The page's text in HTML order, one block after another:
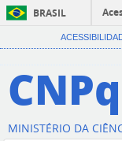
BRASIL
CNPq
MINISTÉRIO DA